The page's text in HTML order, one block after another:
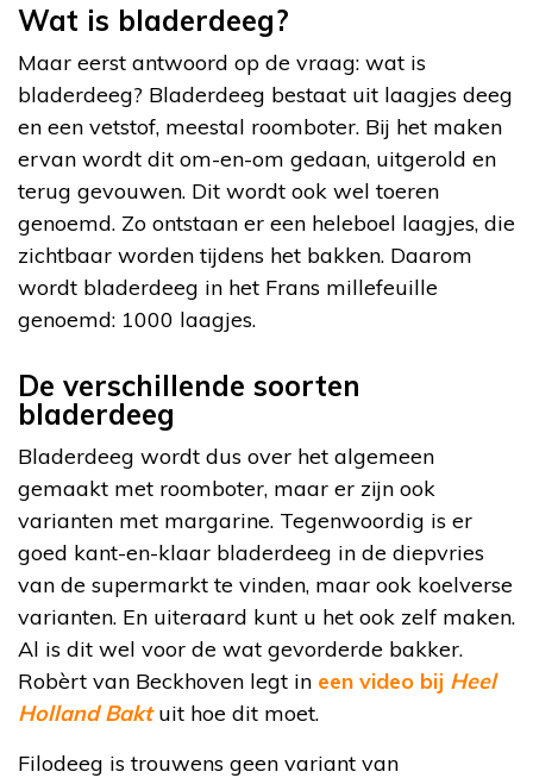
Wat is bladerdeeg?
Maar eerst antwoord op de vraag: wat is
bladerdeeg? Bladerdeeg bestaat uit laagjes deeg
en een vetstof, meestal roomboter. Bij het maken
ervan wordt dit om-en-om gedaan, uitgerold en
terug gevouwen. Dit wordt ook wel toeren
genoemd. Zo ontstaan er een heleboel laagjes, die
zichtbaar worden tijdens het bakken. Daarom
wordt bladerdeeg in het Frans millefeuille
genoemd: 1000 laagjes.
De verschillende soorten
bladerdeeg
Bladerdeeg wordt dus over het algemeen
gemaakt met roomboter, maar er zijn ook
varianten met margarine. Tegenwoordig is er
goed kant-en-klaar bladerdeeg in de diepvries
van de supermarkt te vinden, maar ook koelverse
varianten. En uiteraard kunt u het ook zelf maken.
Al is dit wel voor de wat gevorderde bakker.
Robèrt van Beckhoven legt in een video bij Heel
Holland Baktuit hoe dit moet.
Filodeeg is trouwens geen variant van